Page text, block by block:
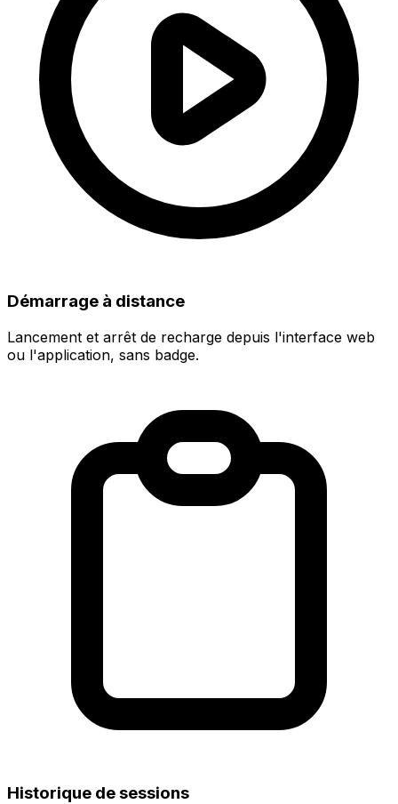
Démarrage à distance
Lancement et arrêt de recharge depuis l'interface web
ou l'application, sans badge.
Historique de sessions